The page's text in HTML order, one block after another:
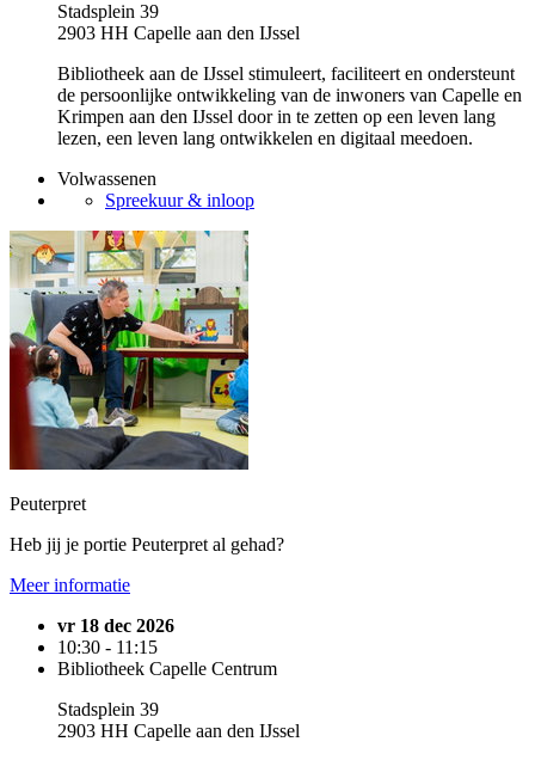
Stadsplein 39
2903 HH Capelle aan den IJssel
Bibliotheek aan de IJssel stimuleert, faciliteert en ondersteunt
de persoonlijke ontwikkeling van de inwoners van Capelle en
Krimpen aan den IJssel door in te zetten op een leven lang
lezen, een leven lang ontwikkelen en digitaal meedoen.
Volwassenen
Spreekuur & inloop
Peuterpret
Heb jij je portie Peuterpret al gehad?
Meer informatie
vr 18 dec 2026
10:30 - 11:15
Bibliotheek Capelle Centrum
Stadsplein 39
2903 HH Capelle aan den IJssel